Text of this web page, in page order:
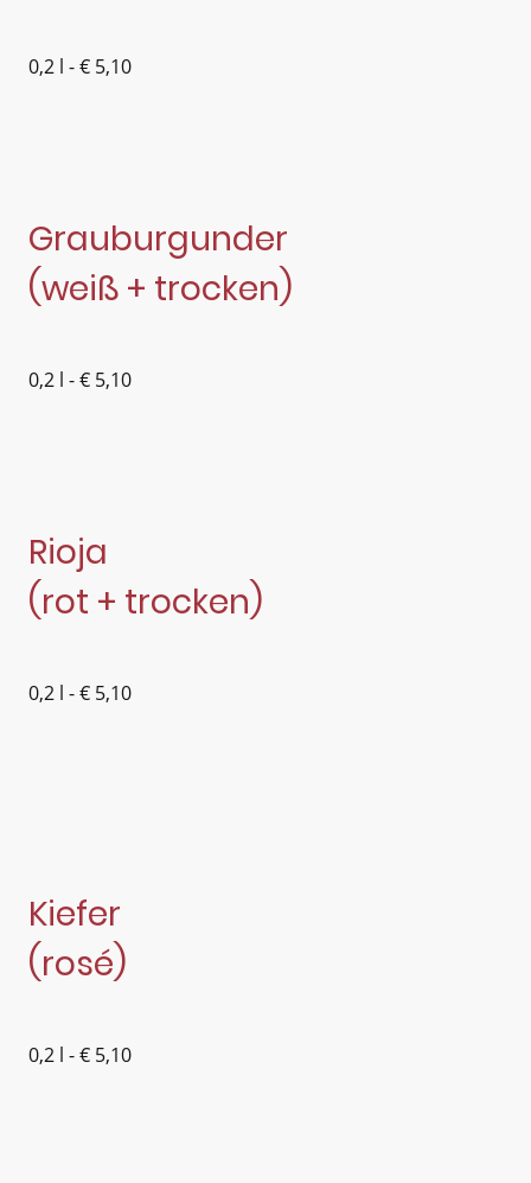
0,2 l - € 5,10
Grauburgunder
(weiß + trocken)
0,2 l - € 5,10
Rioja
(rot + trocken)
0,2 l - € 5,10
Kiefer
(rosé)
0,2 l - € 5,10